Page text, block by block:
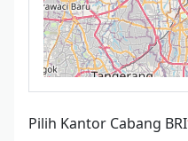
Pilih Kantor Cabang BRI